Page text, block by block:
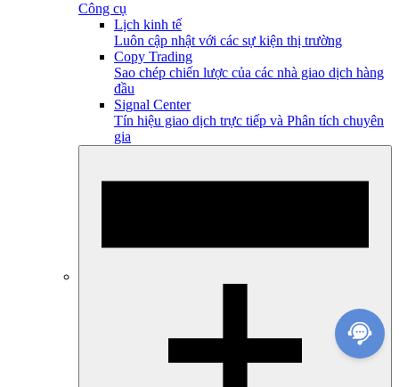
Công cụ
Lịch kinh tế
Luôn cập nhật với các sự kiện thị trường
Copy Trading
Sao chép chiến lược của các nhà giao dịch hàng
đầu
Signal Center
Tín hiệu giao dịch trực tiếp và Phân tích chuyên
gia